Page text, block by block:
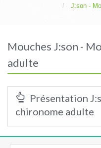
J:son -
Mouches J:son -
adulte
Présentation
chironome adulte